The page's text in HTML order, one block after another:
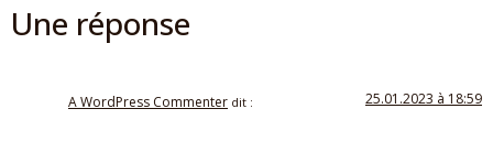
Une réponse
A WordPress Commenter dit : 25.01.2023 à 18:59